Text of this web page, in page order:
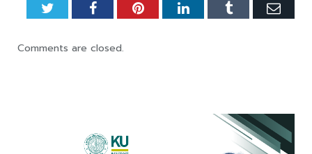
TwitterFacebookPinterestLinkedInTumblr
Comments are closed.